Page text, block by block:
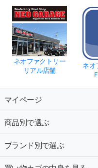
ネオファクトリー
リアル店舗
ネオ
マイページ
商品別で選ぶ
ブランド別で選ぶ